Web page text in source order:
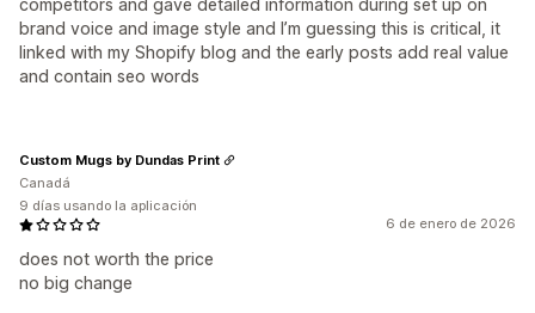
competitors and gave detailed information during set up on
brand voice and image style and I’m guessing this is critical, it
linked with my Shopify blog and the early posts add real value
and contain seo words
6 de enero de 2026
does not worth the price
no big change
Custom Mugs by Dundas Print
Canadá
9 días usando la aplicación